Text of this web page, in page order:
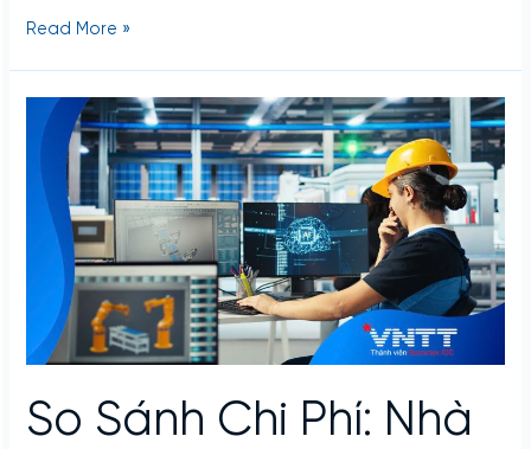
Read More »
So Sánh Chi Phí: Nhà
Phí:
Nhà
Máy
Thông
Nhà
Truyền
Thống